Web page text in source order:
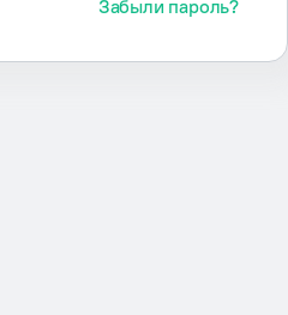
Забыли пароль?